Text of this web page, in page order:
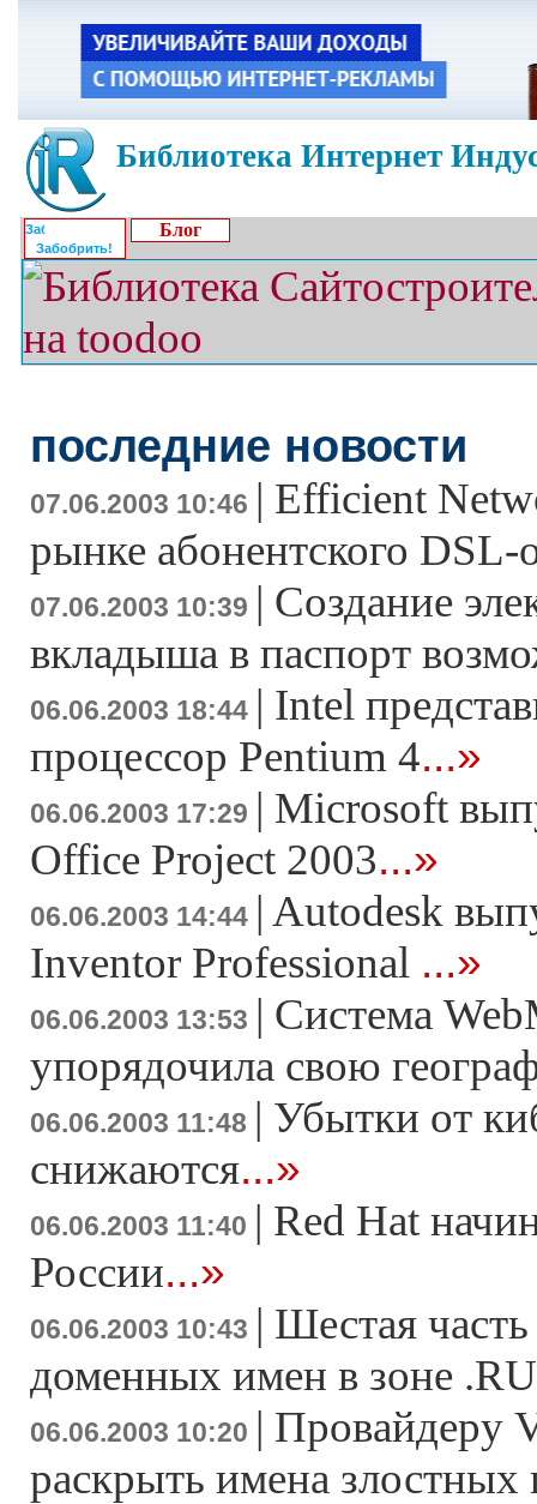
Библиотека Интернет
Забобрить!
Блог
последние новости
07.06.2003 10:46 | Efficient
рынке абонентского
07.06.2003 10:39 | Создание
вкладыша в паспорт
06.06.2003 18:44 | Intel
процессор Pentium 4...»
06.06.2003 17:29 | Microsoft
Office Project 2003...»
06.06.2003 14:44 | Autodesk
Inventor Professional ...»
06.06.2003 13:53 | Система
упорядочила свою
06.06.2003 11:48 | Убытки от
снижаются...»
06.06.2003 11:40 | Red Hat
России...»
06.06.2003 10:43 | Шестая часть
доменных имен в зоне
06.06.2003 10:20 | Провайдеру
раскрыть имена злостных